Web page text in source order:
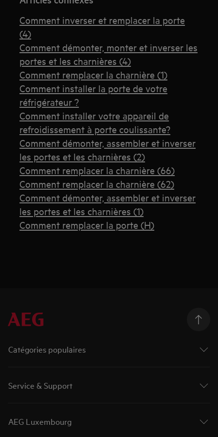
Comment inverser et remplacer la porte
(4)
Comment démonter, monter et inverser les
portes et les charnières (4)
Comment remplacer la charnière (1)
Comment installer la porte de votre
réfrigérateur ?
Comment installer votre appareil de
refroidissement à porte coulissante?
Comment démonter, assembler et inverser
les portes et les charnières (2)
Comment remplacer la charnière (66)
Comment remplacer la charnière (62)
Comment démonter, assembler et inverser
les portes et les charnières (1)
Comment remplacer la porte (H)
Catégories populaires
Service & Support
AEG Luxembourg